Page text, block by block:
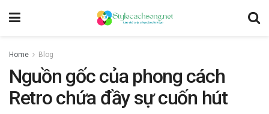
Home Blog
Nguồn gốc của phong cách
Retro chứa đầy sự cuốn hút